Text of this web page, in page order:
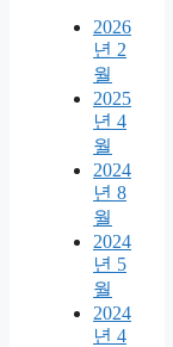
2026
년 2
월
2025
년 4
월
2024
년 8
월
2024
년 5
월
2024
년 4